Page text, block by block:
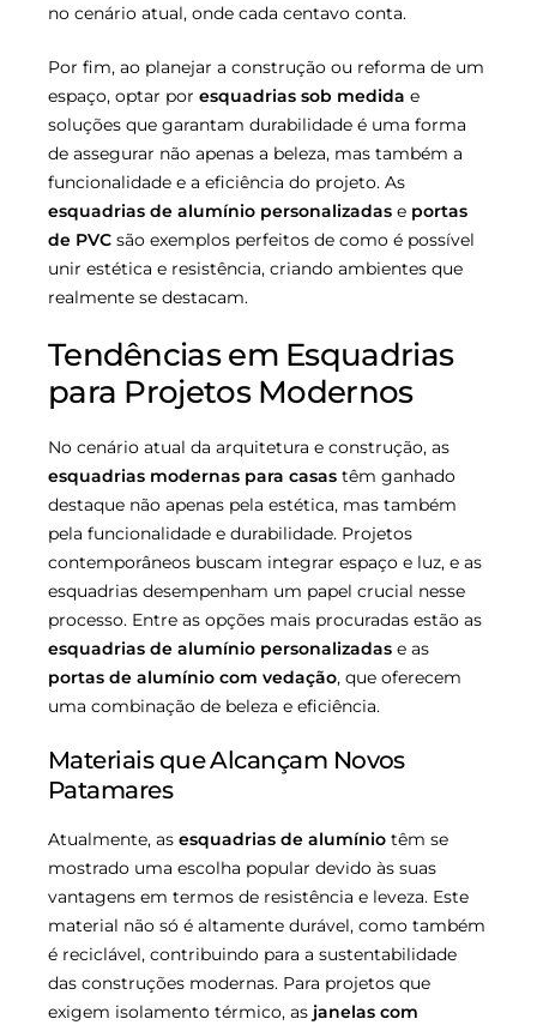
no cenário atual, onde cada centavo conta.
Por fim, ao planejar a construção ou reforma de um
espaço, optar por esquadrias sob medida e
soluções que garantam durabilidade é uma forma
de assegurar não apenas a beleza, mas também a
funcionalidade e a eficiência do projeto. As
esquadrias de alumínio personalizadas e portas
de PVC são exemplos perfeitos de como é possível
unir estética e resistência, criando ambientes que
realmente se destacam.
Tendências em Esquadrias
para Projetos Modernos
No cenário atual da arquitetura e construção, as
esquadrias modernas para casas têm ganhado
destaque não apenas pela estética, mas também
pela funcionalidade e durabilidade. Projetos
contemporâneos buscam integrar espaço e luz, e as
esquadrias desempenham um papel crucial nesse
processo. Entre as opções mais procuradas estão as
esquadrias de alumínio personalizadas e as
portas de alumínio com vedação, que oferecem
uma combinação de beleza e eficiência.
Materiais que Alcançam Novos
Patamares
Atualmente, as esquadrias de alumínio têm se
mostrado uma escolha popular devido às suas
vantagens em termos de resistência e leveza. Este
material não só é altamente durável, como também
é reciclável, contribuindo para a sustentabilidade
das construções modernas. Para projetos que
exigem isolamento térmico, as janelas com